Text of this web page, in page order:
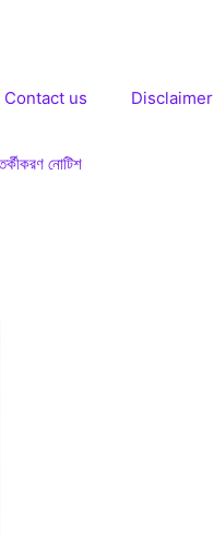
Contact us Disclaimer
নোটিশ